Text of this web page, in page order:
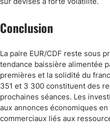
Conclusion
La paire EUR/CDF reste sous
tendance baissière alimentée
premières et la solidité du
351 et 3 300 constituent des
prochaines séances. Les
aux annonces économiques
commerciaux liés aux